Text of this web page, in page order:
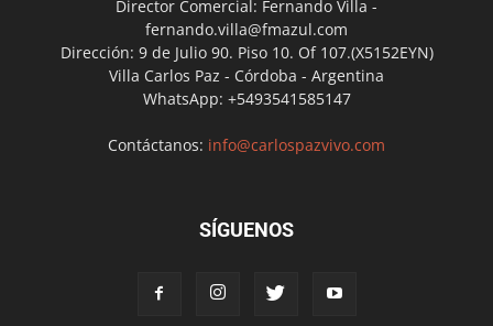
Director Comercial: Fernando Villa -
fernando.villa@fmazul.com
Dirección: 9 de Julio 90. Piso 10. Of 107.(X5152EYN)
Villa Carlos Paz - Córdoba - Argentina
WhatsApp: +5493541585147
Contáctanos: info@carlospazvivo.com
SÍGUENOS